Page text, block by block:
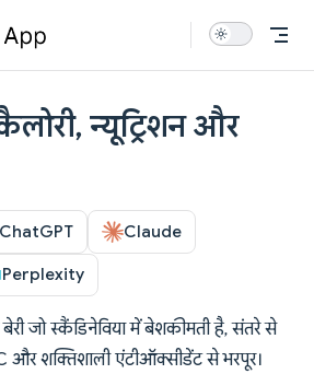
न्यूट्रिशन और
ChatGPT Claude
Perplexity
जो स्कैंडिनेविया में बेशकीमती है, संतरे से
C और शक्तिशाली एंटीऑक्सीडेंट से भरपूर।